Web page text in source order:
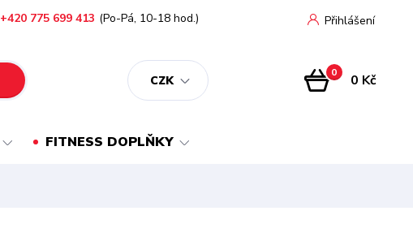
CZK
Přihlášení
+420 775 699 413 (Po-Pá, 10-18 hod.)
0 0 Kč
FITNESS DOPLŇKY